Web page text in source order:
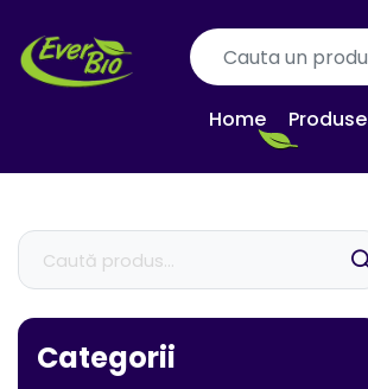
Home Produse
Categorii